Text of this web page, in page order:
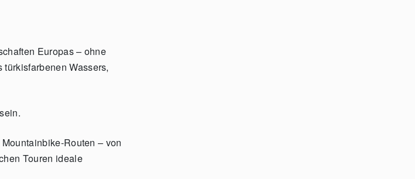
Europas – ohne
Wassers,
Routen – von
Touren ideale